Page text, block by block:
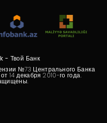
- Твой Банк
№73 Центрального Банка
14 декабря 2010-го года.